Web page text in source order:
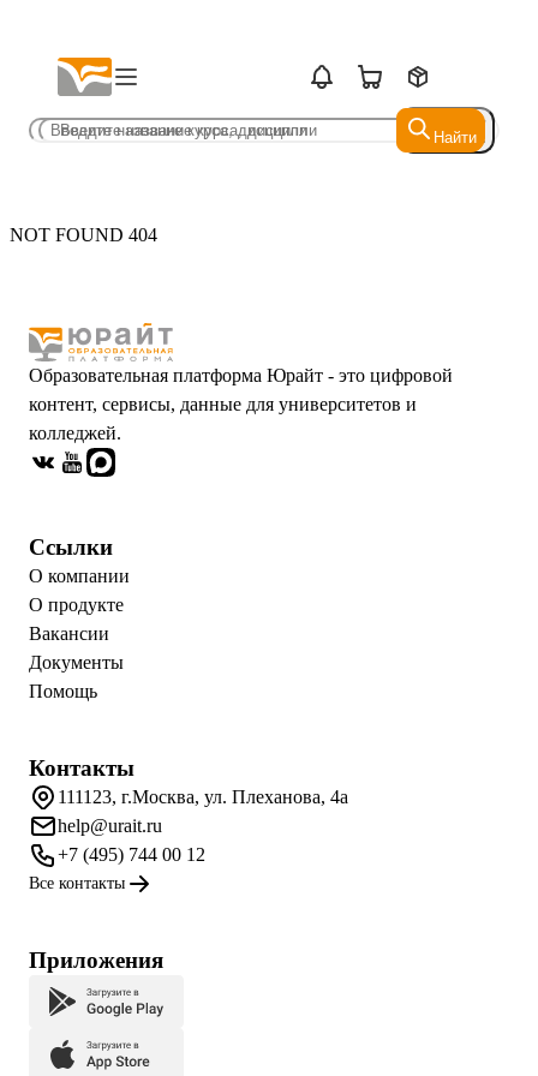
Найти
Найти
NOT FOUND 404
Образовательная платформа Юрайт - это цифровой
контент, сервисы, данные для университетов и
колледжей.
Ссылки
О компании
О продукте
Вакансии
Документы
Помощь
Контакты
111123, г.Москва, ул. Плеханова, 4а
help@urait.ru
+7 (495) 744 00 12
Все контакты
Приложения